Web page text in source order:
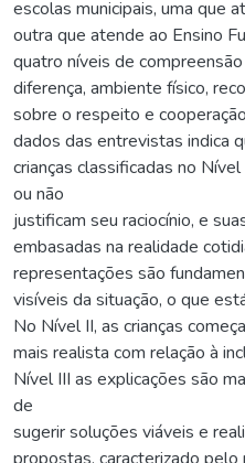
escolas municipais, uma que
outra que atende ao Ensino
quatro níveis de
diferença, ambiente físico,
sobre o respeito e
dados das entrevistas indica
crianças classificadas no
ou não
justificam seu raciocínio, e
embasadas na realidade
representações são
visíveis da situação, o que
No Nível II, as crianças
mais realista com relação à
Nível III as explicações são
de
sugerir soluções viáveis e